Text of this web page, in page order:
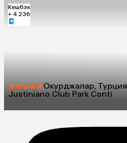
Кешбэк
+ 4 236
Окурджалар, Турция
Justiniano Club Park Conti